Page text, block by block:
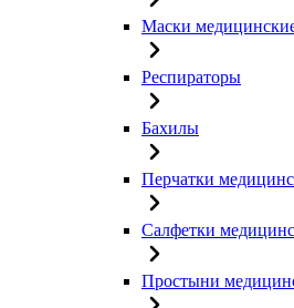
Маски
Респираторы
Бахилы
Перчатки
Салфетки
Простыни